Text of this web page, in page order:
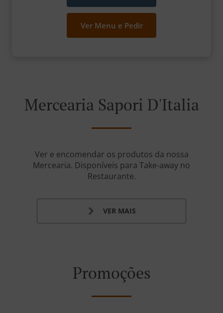
Ver Menu e Pedir
Mercearia Sapori D'Italia
Ver e encomendar os produtos da nossa
Mercearia. Disponíveis para Take-away no
Restaurante.
VER MAIS
Promoções